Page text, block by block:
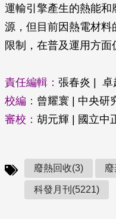
運輸引擎產生的熱能
源，但目前因熱電材
限制，在普及運用方面
責任編輯： 張春炎 | 卓
校編： 曾耀寰 | 中央研
審校： 胡元輝 | 國立中
廢熱回收(3)
科發月刊(5221)